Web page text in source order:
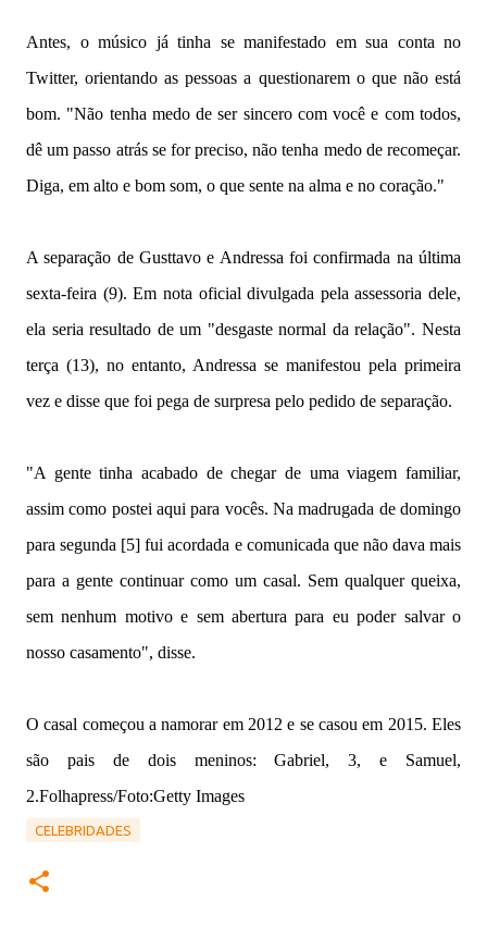
Antes, o músico já tinha se manifestado em sua conta no
Twitter, orientando as pessoas a questionarem o que não está
bom. "Não tenha medo de ser sincero com você e com todos,
dê um passo atrás se for preciso, não tenha medo de recomeçar.
Diga, em alto e bom som, o que sente na alma e no coração."
A separação de Gusttavo e Andressa foi confirmada na última
sexta-feira (9). Em nota oficial divulgada pela assessoria dele,
ela seria resultado de um "desgaste normal da relação". Nesta
terça (13), no entanto, Andressa se manifestou pela primeira
vez e disse que foi pega de surpresa pelo pedido de separação.
"A gente tinha acabado de chegar de uma viagem familiar,
assim como postei aqui para vocês. Na madrugada de domingo
para segunda [5] fui acordada e comunicada que não dava mais
para a gente continuar como um casal. Sem qualquer queixa,
sem nenhum motivo e sem abertura para eu poder salvar o
nosso casamento", disse.
O casal começou a namorar em 2012 e se casou em 2015. Eles
são pais de dois meninos: Gabriel, 3, e Samuel,
2.Folhapress/Foto:Getty Images
CELEBRIDADES